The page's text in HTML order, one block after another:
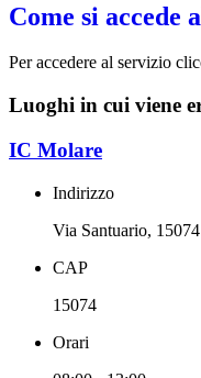
Come si accede
Per accedere al servizio
Luoghi in cui viene
IC Molare
Indirizzo
Via Santuario,
CAP
15074
Orari